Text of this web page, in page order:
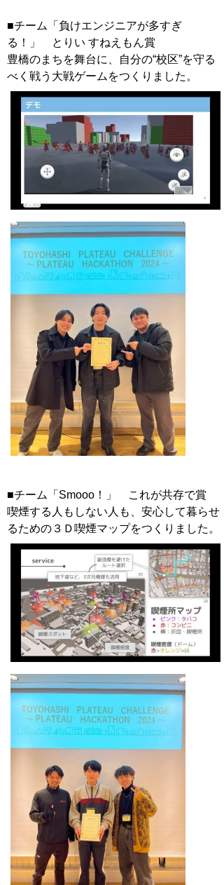
■チーム「負けエンジニアが多すぎ
る！」 とりい すねえもん賞
豊橋のまちを舞台に、自分の“校区”を守る
べく戦う大戦ゲームをつくりました。
■チーム「Smooo！」 これが共存で賞
喫煙する人もしない人も、安心して暮らせ
るための３Ｄ喫煙マップをつくりました。